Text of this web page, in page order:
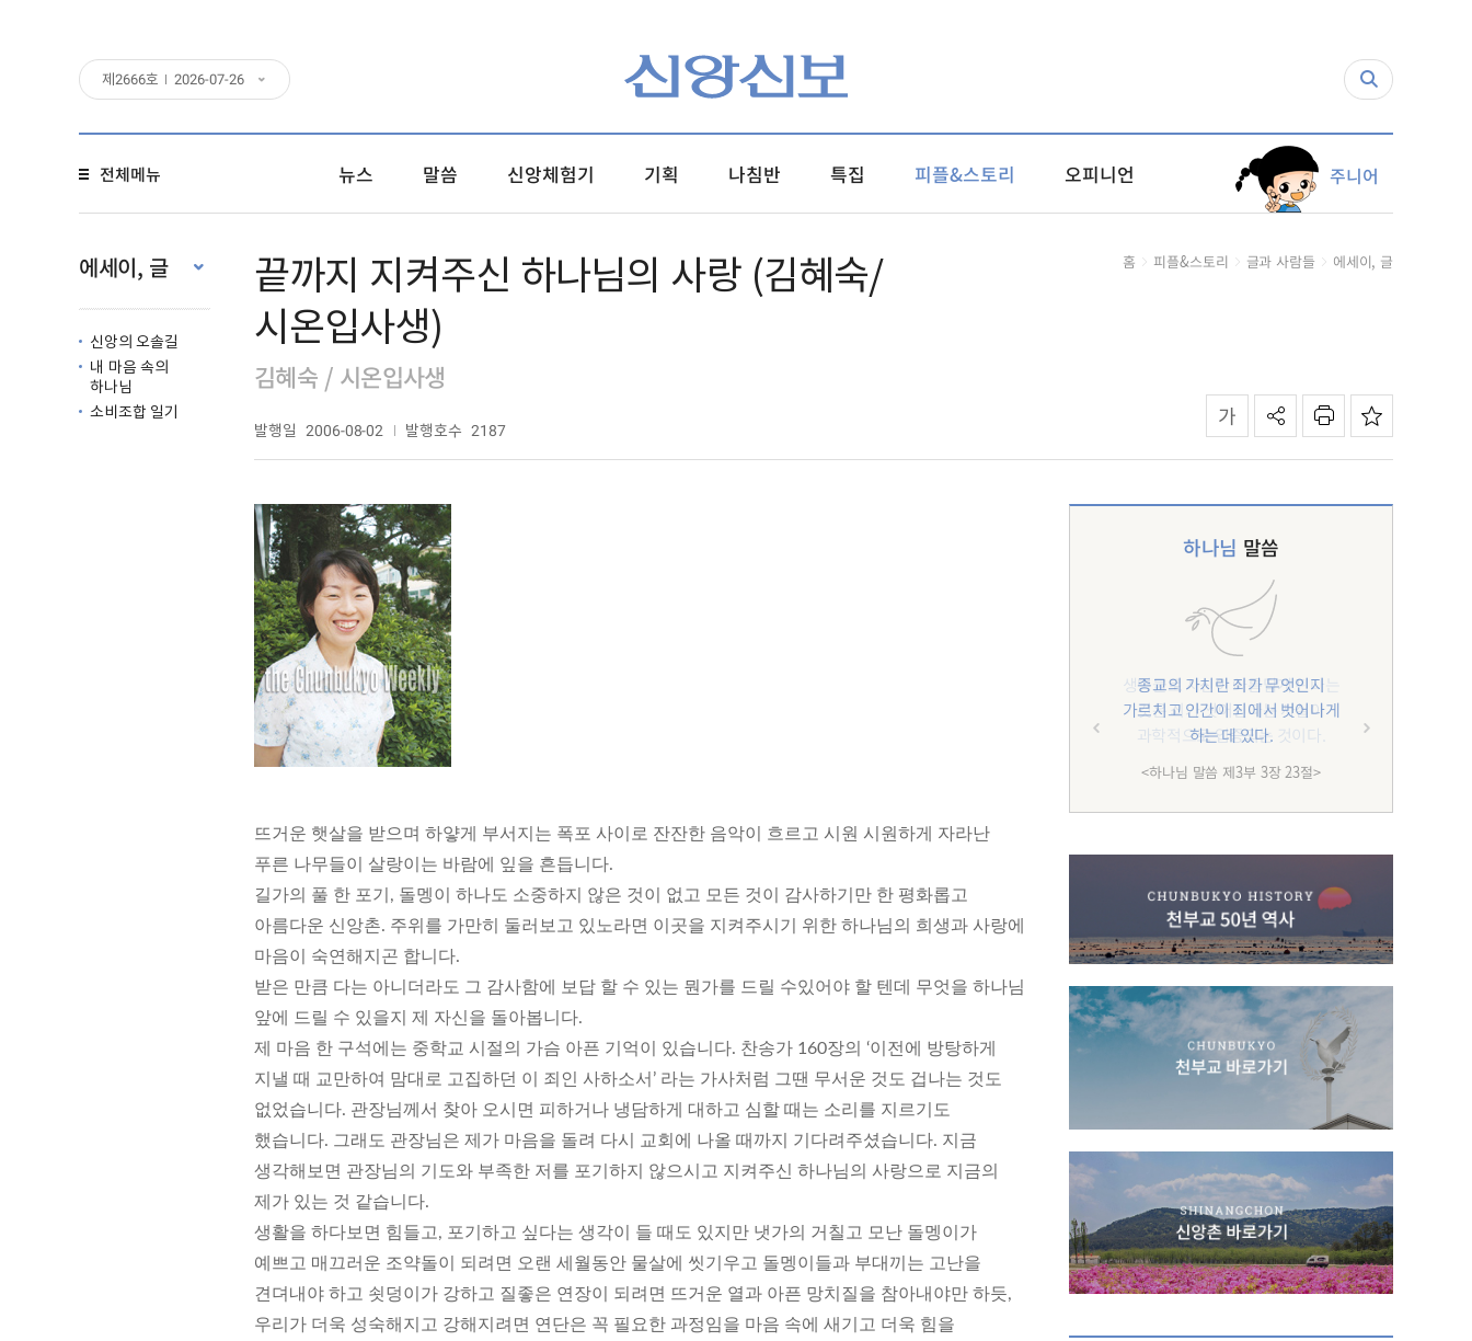
제 2666호 2026-07-26
전체메뉴 뉴스 말씀 신앙체험기 기획 나침반 특집 피플&스토리 오피니언 주니어
에세이, 글
신앙의 오솔길
내 마음 속의
하나님
소비조합 일기
끝까지 지켜주신 하나님의 사랑 (김혜숙/
시온입사생)
김혜숙 / 시온입사생
발행일 2006-08-02 발행호수 2187
홈 피플&스토리 글과 사람들 에세이, 글
뜨거운 햇살을 받으며 하얗게 부서지는 폭포 사이로 잔잔한 음악이 흐르고 시원 시원하게 자라난
푸른 나무들이 살랑이는 바람에 잎을 흔듭니다.
길가의 풀 한 포기, 돌멩이 하나도 소중하지 않은 것이 없고 모든 것이 감사하기만 한 평화롭고
아름다운 신앙촌. 주위를 가만히 둘러보고 있노라면 이곳을 지켜주시기 위한 하나님의 희생과 사랑에
마음이 숙연해지곤 합니다.
받은 만큼 다는 아니더라도 그 감사함에 보답 할 수 있는 뭔가를 드릴 수있어야 할 텐데 무엇을 하나님
앞에 드릴 수 있을지 제 자신을 돌아봅니다.
제 마음 한 구석에는 중학교 시절의 가슴 아픈 기억이 있습니다. 찬송가 160장의 ‘이전에 방탕하게
지낼 때 교만하여 맘대로 고집하던 이 죄인 사하소서’ 라는 가사처럼 그땐 무서운 것도 겁나는 것도
없었습니다. 관장님께서 찾아 오시면 피하거나 냉담하게 대하고 심할 때는 소리를 지르기도
했습니다. 그래도 관장님은 제가 마음을 돌려 다시 교회에 나올 때까지 기다려주셨습니다. 지금
생각해보면 관장님의 기도와 부족한 저를 포기하지 않으시고 지켜주신 하나님의 사랑으로 지금의
제가 있는 것 같습니다.
생활을 하다보면 힘들고, 포기하고 싶다는 생각이 들 때도 있지만 냇가의 거칠고 모난 돌멩이가
예쁘고 매끄러운 조약돌이 되려면 오랜 세월동안 물살에 씻기우고 돌멩이들과 부대끼는 고난을
견뎌내야 하고 쇳덩이가 강하고 질좋은 연장이 되려면 뜨거운 열과 아픈 망치질을 참아내야만 하듯,
우리가 더욱 성숙해지고 강해지려면 연단은 꼭 필요한 과정임을 마음 속에 새기고 더욱 힘을
하나님 말씀
종교의 가치란 죄가 무엇인지
가르치고 인간이 죄에서 벗어나게
하는 데 있다.
<하나님 말씀 제3부 3장 23절>